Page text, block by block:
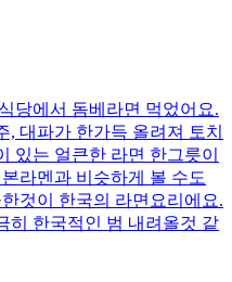
당에서 돔베라면 먹었어요.
대파가 한가득 올려져 토치
있는 얼큰한 라면 한그릇이
라멘과 비슷하게 볼 수도
것이 한국의 라면요리에요.
히 한국적인 범 내려올것 같